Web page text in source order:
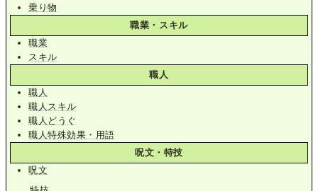
乗り物
職業・スキル
職業
スキル
職人
職人
職人スキル
職人どうぐ
職人特殊効果・用語
呪文・特技
呪文